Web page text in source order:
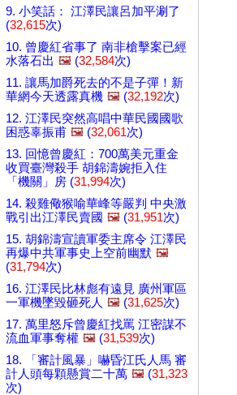
9. 小笑話： 江澤民讓呂加平涮了
(32,615次)
10. 曾慶紅省事了 南非槍擊案已經
水落石出 🖼️ (32,584次)
11. 讓馬加爵死去的不是子彈！新
華網今天透露真機 🖼️ (32,192次)
12. 江澤民突然高唱中華民國國歌
困惑辜振甫 🖼️ (32,061次)
13. 回憶曾慶紅：700萬美元重金
收買臺灣殺手 胡錦濤婉拒入住
「機關」房 (31,994次)
14. 殺雞儆猴喻華峰等嚴判 中央激
戰引出江澤民賣國 🖼️ (31,951次)
15. 胡錦濤宣讀軍委主席令 江澤民
再爆中共軍事史上空前幽默 🖼️
(31,794次)
16. 江澤民比林彪有遠見 廣州軍區
一軍機墜毀砸死人 🖼️ (31,625次)
17. 萬里怒斥曾慶紅找罵 江密謀不
流血軍事奪權 🖼️ (31,539次)
18. 「審計風暴」嚇昏江氏人馬 審
計人頭每顆懸賞二十萬 🖼️ (31,323
次)